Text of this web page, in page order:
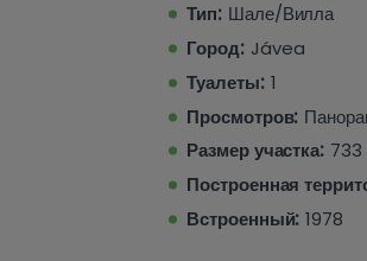
Вилла расположена
от пляжа Аренал,
вилла на Коста-Бланке
отдыха на
Свяжитесь с Hamiltons
Тип: Шале/Вилла
Город: Jávea
Туалеты: 1
Просмотров:
Размер участка:
Построенная
Встроенный: 1978